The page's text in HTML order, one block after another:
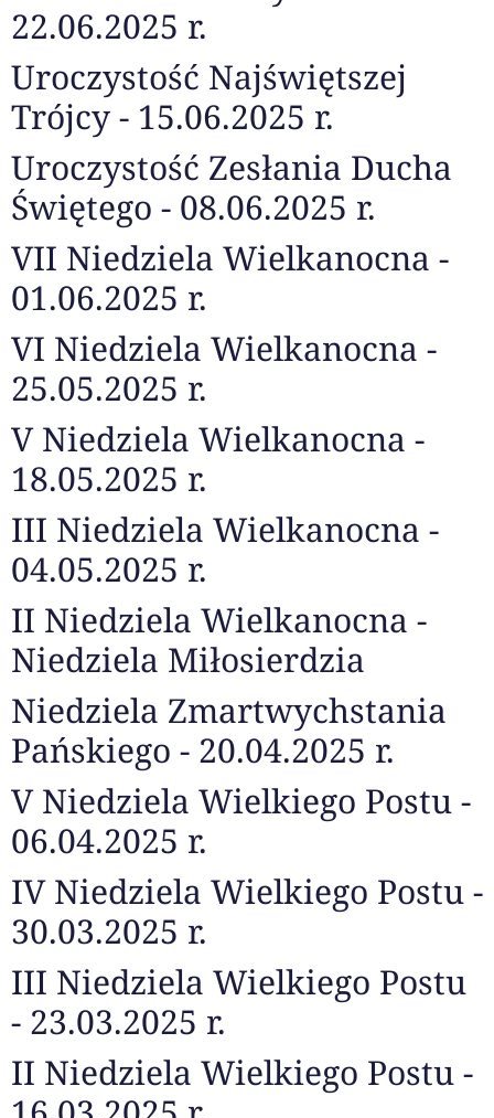
22.06.2025 r.
Uroczystość Najświętszej
Trójcy - 15.06.2025 r.
Uroczystość Zesłania Ducha
Świętego - 08.06.2025 r.
VII Niedziela Wielkanocna -
01.06.2025 r.
VI Niedziela Wielkanocna -
25.05.2025 r.
V Niedziela Wielkanocna -
18.05.2025 r.
III Niedziela Wielkanocna -
04.05.2025 r.
II Niedziela Wielkanocna -
Niedziela Miłosierdzia
Niedziela Zmartwychstania
Pańskiego - 20.04.2025 r.
V Niedziela Wielkiego Postu -
06.04.2025 r.
IV Niedziela Wielkiego Postu -
30.03.2025 r.
III Niedziela Wielkiego Postu
- 23.03.2025 r.
II Niedziela Wielkiego Postu -